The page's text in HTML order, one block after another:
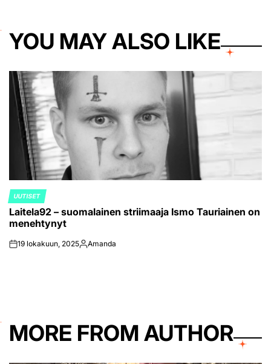
YOU MAY ALSO LIKE
POSTED
IN
UUTISET
Laitela92 – suomalainen striimaaja Ismo Tauriainen on
menehtynyt
on19 lokakuun, 2025Posted
Amanda
MORE FROM AUTHOR